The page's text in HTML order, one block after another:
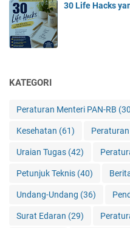
30 Life Hacks
KATEGORI
Peraturan Menteri PAN-RB
Kesehatan (61)
Uraian Tugas (42)
Petunjuk Teknis (40)
Undang-Undang (36)
Surat Edaran (29)